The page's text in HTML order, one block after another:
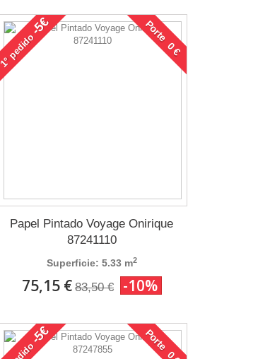
1°
pedido
-5€ Porte 0 €
Papel Pintado Voyage Onirique
87241110
Superficie: 5.33 m2
75,15 € 83,50 € -10%
-5€ Porte 0 €